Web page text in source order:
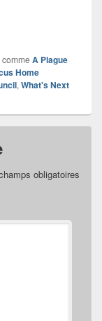
A Plague
Home
, What's Next
obligatoires